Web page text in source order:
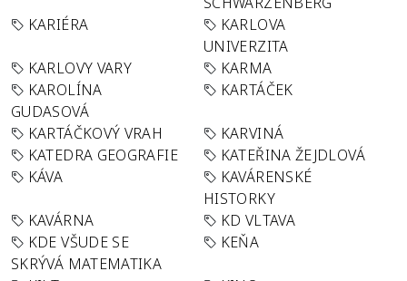
KARIÉRA
KARLOVA
UNIVERZITA
KARLOVY VARY
KARMA
KAROLÍNA
GUDASOVÁ
KARTÁČEK
KARTÁČKOVÝ VRAH
KARVINÁ
KATEDRA GEOGRAFIE
KATEŘINA ŽEJDLOVÁ
KÁVA
KAVÁRENSKÉ
HISTORKY
KAVÁRNA
KD VLTAVA
KDE VŠUDE SE
SKRÝVÁ MATEMATIKA
KEŇA